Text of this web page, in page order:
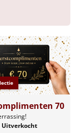
70
Uitverkocht